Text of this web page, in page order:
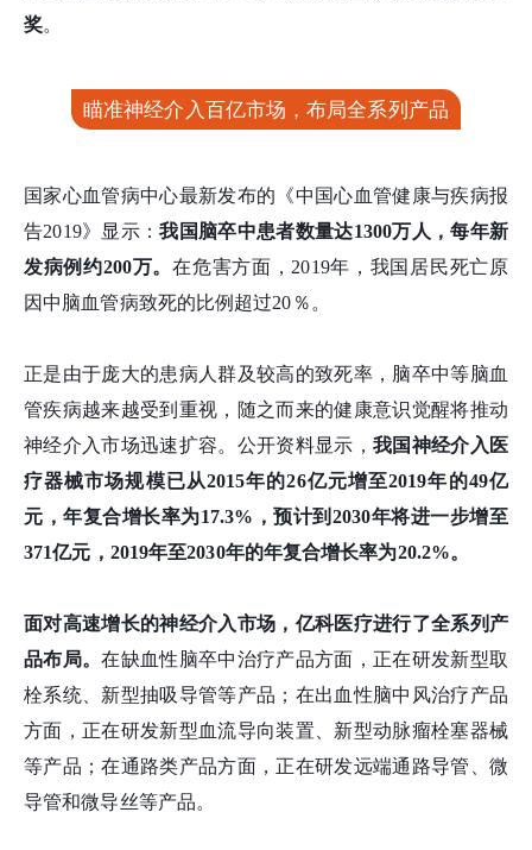
奖。
瞄准神经介入百亿市场，布局全系列产品
国家心血管病中心最新发布的《中国心血管健康与疾病报
告2019》显示：我国脑卒中患者数量达1300万人，每年新
发病例约200万。在危害方面，2019年，我国居民死亡原
因中脑血管病致死的比例超过20％。
正是由于庞大的患病人群及较高的致死率，脑卒中等脑血
管疾病越来越受到重视，随之而来的健康意识觉醒将推动
神经介入市场迅速扩容。公开资料显示， 我国神经介入医
疗器械市场规模已从2015年的26亿元增至2019年的49亿
元，年复合增长率为17.3%，预计到2030年将进一步增至
371亿元，2019年至2030年的年复合增长率为20.2%。
面对高速增长的神经介入市场，亿科医疗进行了全系列产
品布局。在缺血性脑卒中治疗产品方面，正在研发新型取
栓系统、新型抽吸导管等产品；在出血性脑中风治疗产品
方面，正在研发新型血流导向装置、新型动脉瘤栓塞器械
等产品；在通路类产品方面，正在研发远端通路导管、微
导管和微导丝等产品。